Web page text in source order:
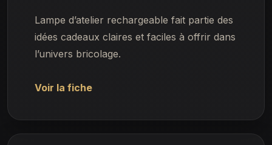
Lampe d’atelier rechargeable fait partie des
idées cadeaux claires et faciles à offrir dans
l’univers bricolage.
Voir la fiche